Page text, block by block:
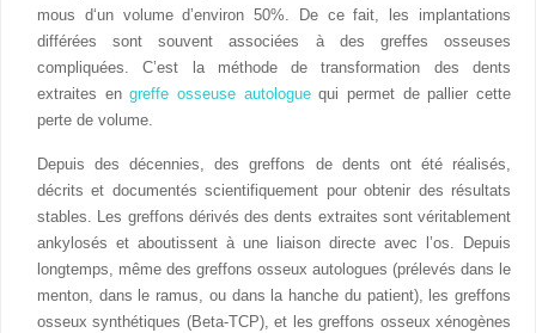
mous d‘un volume d’environ 50%. De ce fait, les implantations
différées sont souvent associées à des greffes osseuses
compliquées. C’est la méthode de transformation des dents
extraites engreffe osseuse autologuequi permet de pallier cette
perte de volume.
Depuis des décennies, des greffons de dents ont été réalisés,
décrits et documentés scientifiquement pour obtenir des résultats
stables. Les greffons dérivés des dents extraites sont véritablement
ankylosés et aboutissent à une liaison directe avec l’os. Depuis
longtemps, même des greffons osseux autologues (prélevés dans le
menton, dans le ramus, ou dans la hanche du patient), les greffons
osseux synthétiques (Beta-TCP), et les greffons osseux xénogènes